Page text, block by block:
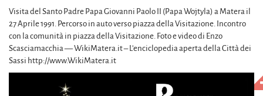
Visita del Santo Padre Papa Giovanni Paolo II (Papa Wojtyla) a Matera il
27 Aprile 1991. Percorso in auto verso piazza della Visitazione. Incontro
con la comunità in piazza della Visitazione. Foto e video di Enzo
Scasciamacchia — WikiMatera.it – L’enciclopedia aperta della Città dei
Sassi http://www.WikiMatera.it